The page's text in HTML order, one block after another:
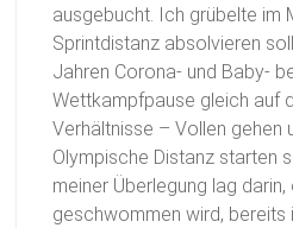
ausgebucht. Ich grübelte im
Sprintdistanz absolvieren
Jahren Corona- und Baby-
Wettkampfpause gleich auf
Verhältnisse – Vollen gehen
Olympische Distanz starten
meiner Überlegung lag
geschwommen wird, bereits